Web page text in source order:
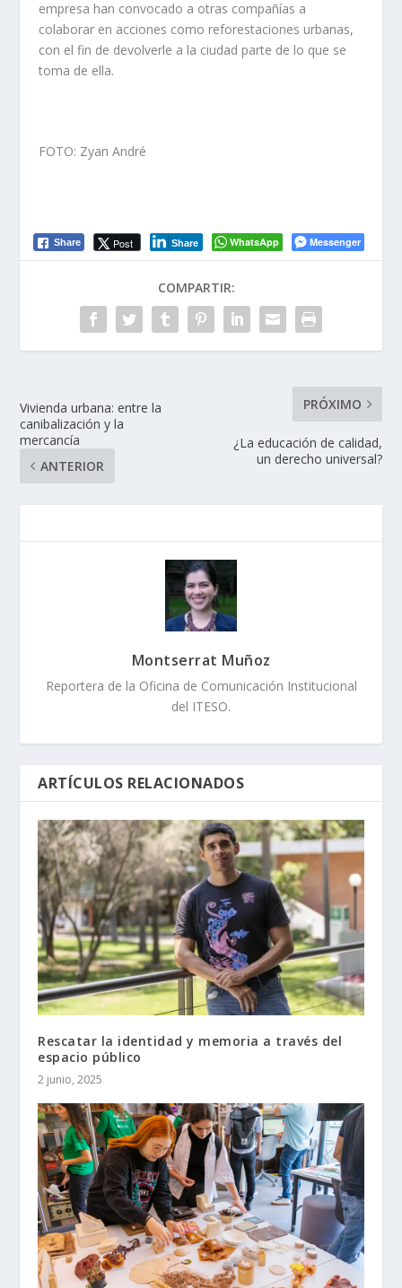
empresa han convocado a otras compañías a
colaborar en acciones como reforestaciones urbanas,
con el fin de devolverle a la ciudad parte de lo que se
toma de ella.
FOTO: Zyan André
Share Post Share WhatsApp Messenger
COMPARTIR:
Vivienda urbana: entre la
canibalización y la
mercancía
ANTERIOR
PRÓXIMO
¿La educación de calidad,
un derecho universal?
Montserrat Muñoz
Reportera de la Oficina de Comunicación Institucional
del ITESO.
ARTÍCULOS RELACIONADOS
Rescatar la identidad y memoria a través del
espacio público
2 junio, 2025